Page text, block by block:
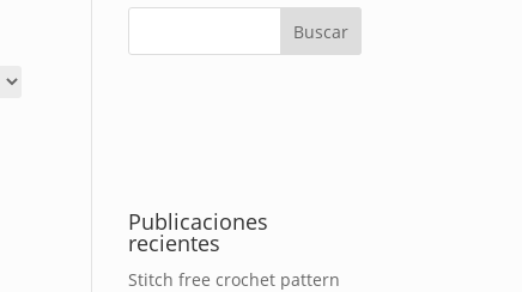
Publicaciones
recientes
Stitch free crochet pattern